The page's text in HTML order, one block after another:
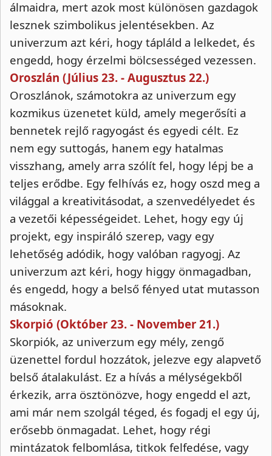
álmaidra, mert azok most különösen gazdagok
lesznek szimbolikus jelentésekben. Az
univerzum azt kéri, hogy tápláld a lelkedet, és
engedd, hogy érzelmi bölcsességed vezessen.
Oroszlán (Július 23. - Augusztus 22.)
Oroszlánok, számotokra az univerzum egy
kozmikus üzenetet küld, amely megerősíti a
bennetek rejlő ragyogást és egyedi célt. Ez
nem egy suttogás, hanem egy hatalmas
visszhang, amely arra szólít fel, hogy lépj be a
teljes erődbe. Egy felhívás ez, hogy oszd meg a
világgal a kreativitásodat, a szenvedélyedet és
a vezetői képességeidet. Lehet, hogy egy új
projekt, egy inspiráló szerep, vagy egy
lehetőség adódik, hogy valóban ragyogj. Az
univerzum azt kéri, hogy higgy önmagadban,
és engedd, hogy a belső fényed utat mutasson
másoknak.
Skorpió (Október 23. - November 21.)
Skorpiók, az univerzum egy mély, zengő
üzenettel fordul hozzátok, jelezve egy alapvető
belső átalakulást. Ez a hívás a mélységekből
érkezik, arra ösztönözve, hogy engedd el azt,
ami már nem szolgál téged, és fogadj el egy új,
erősebb önmagadat. Lehet, hogy régi
mintázatok felbomlása, titkok felfedése, vagy